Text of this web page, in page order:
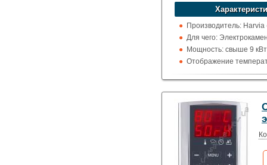
устроит?
Указать цену
Производитель:
Для чего:
Мощность: свыше 9 кВт
Отображение
цельсия